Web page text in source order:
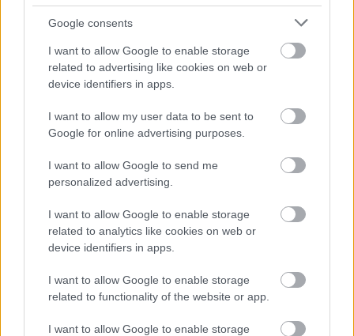
Google consents
I want to allow Google to enable storage
related to advertising like cookies on web or
device identifiers in apps.
I want to allow my user data to be sent to
Google for online advertising purposes.
I want to allow Google to send me
personalized advertising.
I want to allow Google to enable storage
related to analytics like cookies on web or
device identifiers in apps.
I want to allow Google to enable storage
related to functionality of the website or app.
I want to allow Google to enable storage
presentasjon av alle løpene:
For løpende oppdateringer og detaljert
informasjon om Ski Classics Pro Tour, gå